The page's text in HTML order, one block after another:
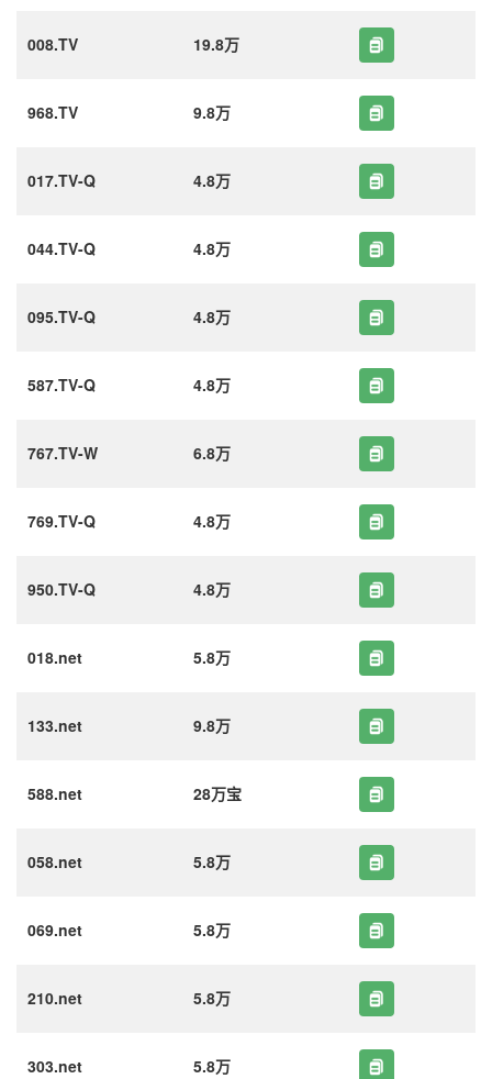
008.TV 19.8万
968.TV 9.8万
017.TV-Q 4.8万
044.TV-Q 4.8万
095.TV-Q 4.8万
587.TV-Q 4.8万
767.TV-W 6.8万
769.TV-Q 4.8万
950.TV-Q 4.8万
018.net 5.8万
133.net 9.8万
588.net 28万宝
058.net 5.8万
069.net 5.8万
210.net 5.8万
303.net 5.8万